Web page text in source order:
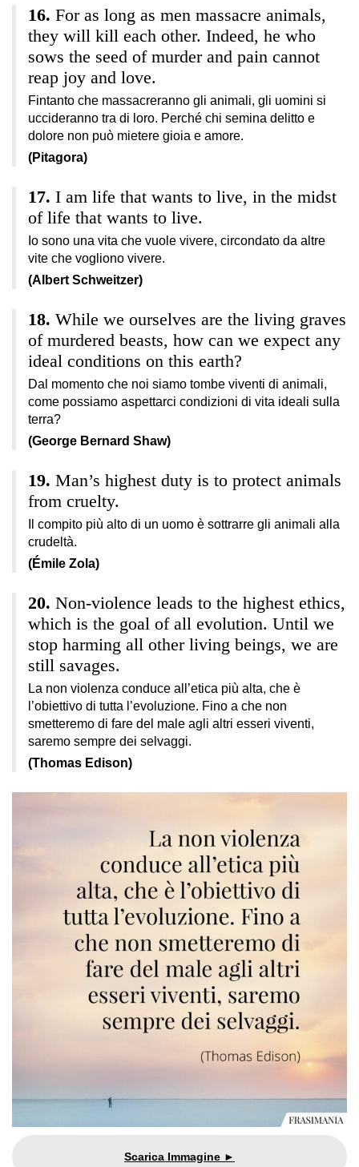
For as long as men massacre animals,
they will kill each other. Indeed, he who
sows the seed of murder and pain cannot
reap joy and love.
Fintanto che massacreranno gli animali, gli uomini si
uccideranno tra di loro. Perché chi semina delitto e
dolore non può mietere gioia e amore.
(Pitagora)
I am life that wants to live, in the midst
of life that wants to live.
Io sono una vita che vuole vivere, circondato da altre
vite che vogliono vivere.
(Albert Schweitzer)
While we ourselves are the living graves
of murdered beasts, how can we expect any
ideal conditions on this earth?
Dal momento che noi siamo tombe viventi di animali,
come possiamo aspettarci condizioni di vita ideali sulla
terra?
(George Bernard Shaw)
Man’s highest duty is to protect animals
from cruelty.
Il compito più alto di un uomo è sottrarre gli animali alla
crudeltà.
(Émile Zola)
Non-violence leads to the highest ethics,
which is the goal of all evolution. Until we
stop harming all other living beings, we are
still savages.
La non violenza conduce all’etica più alta, che è
l’obiettivo di tutta l’evoluzione. Fino a che non
smetteremo di fare del male agli altri esseri viventi,
saremo sempre dei selvaggi.
(Thomas Edison)